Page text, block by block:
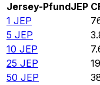
Jersey-PfundJEP
1 JEP
5 JEP
10 JEP
25 JEP
50 JEP